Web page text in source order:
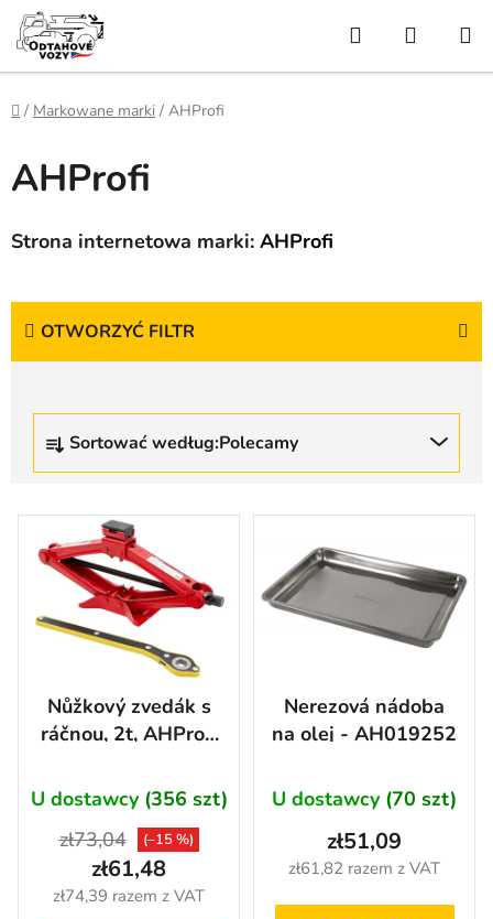
Przejść
do
treści
Szukaj
Home
/ Markowane marki / AHProfi
AHProfi
Strona internetowa marki: AHProfi
OTWORZYĆ FILTR
S
o
r
t
o
w
n
d
Sortować według:Polecamy
L
Nůžkový zvedák s
ráčnou, 2t, AHProfi
U dostawcy (356 szt)
zł74,39 razem z VAT
zł61,48
zł73,04 (–15 %)
Nerezová nádoba
na olej - AH019252
U dostawcy (70 szt)
zł61,82 razem z VAT
zł51,09